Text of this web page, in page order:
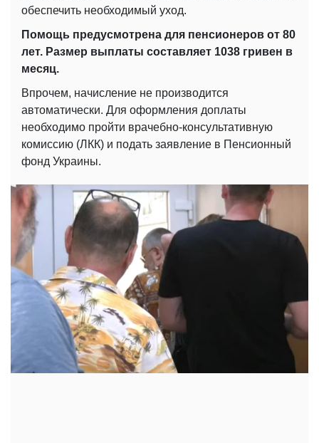
обеспечить необходимый уход.
Помощь предусмотрена для пенсионеров от 80
лет. Размер выплаты составляет 1038 гривен в
месяц.
Впрочем, начисление не производится
автоматически. Для оформления доплаты
необходимо пройти врачебно-консультативную
комиссию (ЛКК) и подать заявление в Пенсионный
фонд Украины.